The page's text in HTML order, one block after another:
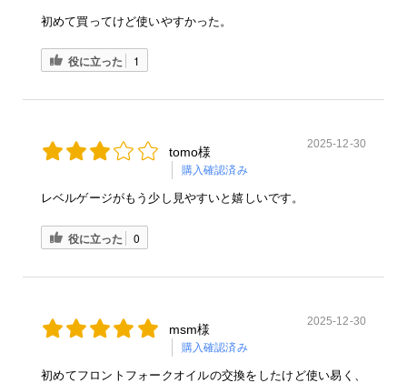
初めて買ってけど使いやすかった。
役に立った 1
tomo様
購入確認済み
2025-12-30
レベルゲージがもう少し見やすいと嬉しいです。
役に立った 0
msm様
購入確認済み
2025-12-30
初めてフロントフォークオイルの交換をしたけど使い易く、